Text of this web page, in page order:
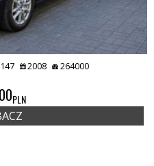
2008 264000
PLN